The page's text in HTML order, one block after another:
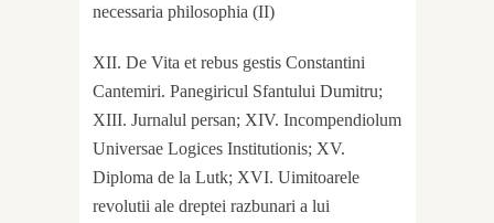
necessaria philosophia (II)
XII. De Vita et rebus gestis Constantini
Cantemiri. Panegiricul Sfantului Dumitru;
XIII. Jurnalul persan; XIV. Incompendiolum
Universae Logices Institutionis; XV.
Diploma de la Lutk; XVI. Uimitoarele
revolutii ale dreptei razbunari a lui